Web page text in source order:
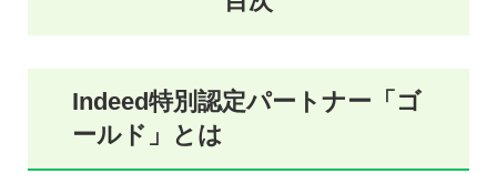
Indeed特別認定パートナー「ゴ
ールド」とは